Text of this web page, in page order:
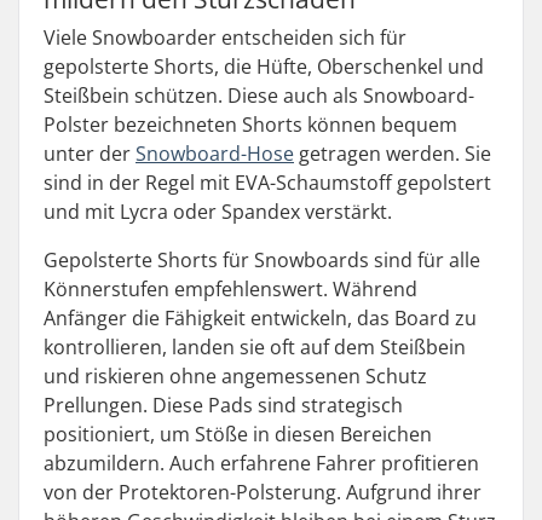
Viele Snowboarder entscheiden sich für
gepolsterte Shorts, die Hüfte, Oberschenkel und
Steißbein schützen. Diese auch als Snowboard-
Polster bezeichneten Shorts können bequem
unter derSnowboard-Hose getragen werden. Sie
sind in der Regel mit EVA-Schaumstoff gepolstert
und mit Lycra oder Spandex verstärkt.
Gepolsterte Shorts für Snowboards sind für alle
Könnerstufen empfehlenswert. Während
Anfänger die Fähigkeit entwickeln, das Board zu
kontrollieren, landen sie oft auf dem Steißbein
und riskieren ohne angemessenen Schutz
Prellungen. Diese Pads sind strategisch
positioniert, um Stöße in diesen Bereichen
abzumildern. Auch erfahrene Fahrer profitieren
von der Protektoren-Polsterung. Aufgrund ihrer